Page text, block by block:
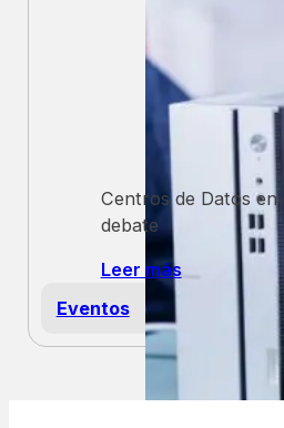
Centros de Datos
debate
Leer más